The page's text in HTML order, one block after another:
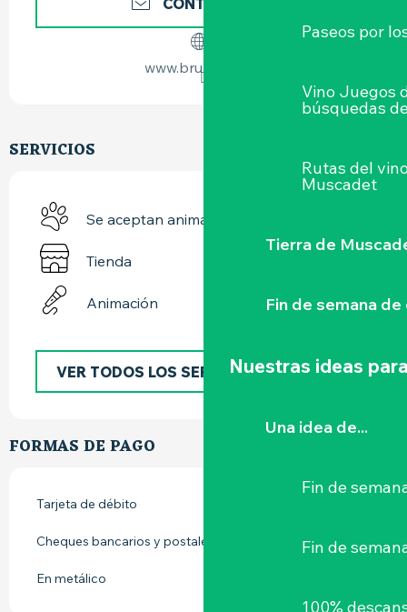
Paseos por
Vino Juegos
búsquedas
Rutas del
Muscadet
Tierra de
Fin de semana
Nuestras ideas
Una idea de...
Fin de
Fin de
100%
www.brumecbd.fr
SERVICIOS
Se aceptan animales
Tienda
Animación
VER TODOS LOS SERVICIOS
FORMAS DE PAGO
Tarjeta de débito
Cheques bancarios y postales
En metálico